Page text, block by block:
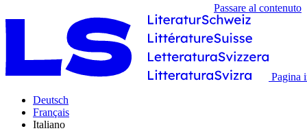
Passare al contenuto
Pagina
Deutsch
Français
Italiano